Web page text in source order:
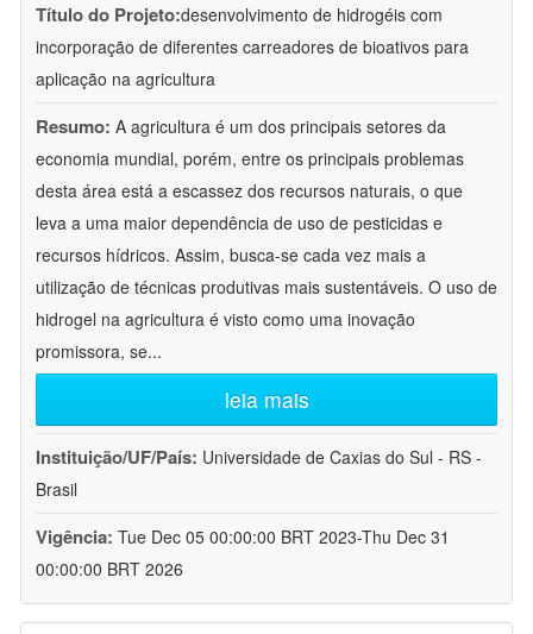
Título do Projeto:desenvolvimento de hidrogéis com
incorporação de diferentes carreadores de bioativos para
aplicação na agricultura
Resumo: A agricultura é um dos principais setores da
economia mundial, porém, entre os principais problemas
desta área está a escassez dos recursos naturais, o que
leva a uma maior dependência de uso de pesticidas e
recursos hídricos. Assim, busca-se cada vez mais a
utilização de técnicas produtivas mais sustentáveis. O uso de
hidrogel na agricultura é visto como uma inovação
promissora, se...
leia mais
Instituição/UF/País: Universidade de Caxias do Sul - RS -
Brasil
Vigência: Tue Dec 05 00:00:00 BRT 2023-Thu Dec 31
00:00:00 BRT 2026